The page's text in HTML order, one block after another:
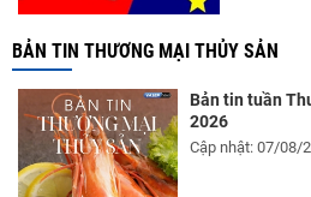
BẢN TIN THƯƠNG MẠI THỦY SẢN
Bản tin tuần
2026
Cập nhật: 07/08/